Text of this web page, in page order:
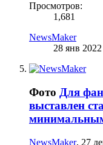
Просмотров:
1,681
NewsMaker
28 янв 2022
Фото Для
выставлен
NewsMaker, 27